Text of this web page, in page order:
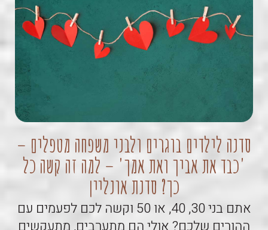
סדנה לילדים בוגרים ולבני משפחה מטפלים –
'כבד את אביך ואת אמך' – למה זה קשה כל
כך? סדנת אונליין
אתם בני 30, 40, או 50 וקשה לכם לפעמים עם
ההורים שלכם? אולי הם מתערבים, מתעקשים